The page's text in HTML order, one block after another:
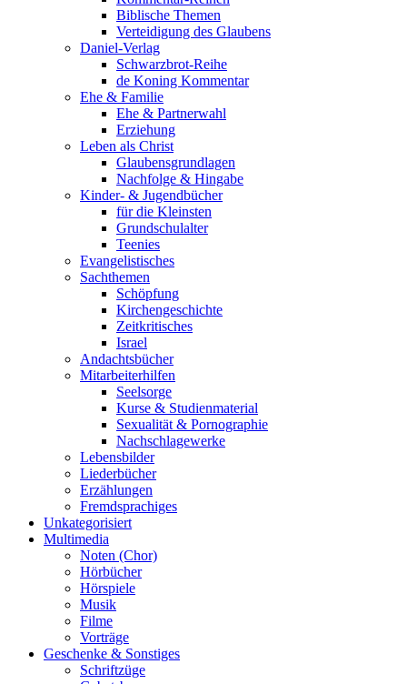
Biblische Themen
Verteidigung des Glaubens
Daniel-Verlag
Schwarzbrot-Reihe
de Koning Kommentar
Ehe & Familie
Ehe & Partnerwahl
Erziehung
Leben als Christ
Glaubensgrundlagen
Nachfolge & Hingabe
Kinder- & Jugendbücher
für die Kleinsten
Grundschulalter
Teenies
Evangelistisches
Sachthemen
Schöpfung
Kirchengeschichte
Zeitkritisches
Israel
Andachtsbücher
Mitarbeiterhilfen
Seelsorge
Kurse & Studienmaterial
Sexualität & Pornographie
Nachschlagewerke
Lebensbilder
Liederbücher
Erzählungen
Fremdsprachiges
Unkategorisiert
Multimedia
Noten (Chor)
Hörbücher
Hörspiele
Musik
Filme
Vorträge
Geschenke & Sonstiges
Schriftzüge